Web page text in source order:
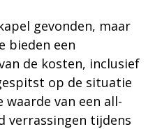
gevonden, maar
bieden een
de kosten, inclusief
op de situatie
waarde van een all-
verrassingen tijdens